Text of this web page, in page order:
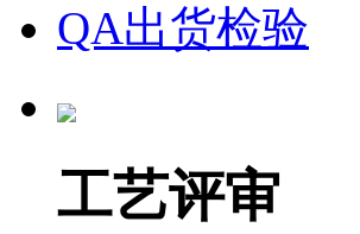
QA出货检验
工艺评审